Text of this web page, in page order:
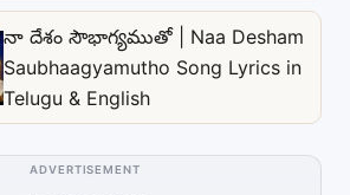
నా దేశం సౌభాగ్యముతో | Naa Desham
Saubhaagyamutho Song Lyrics in
Telugu & English
ADVERTISEMENT